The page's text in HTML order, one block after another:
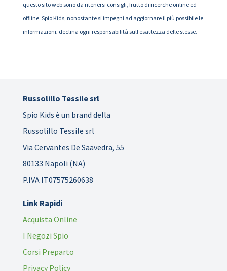
questo sito web sono da ritenersi consigli, frutto di ricerche online ed
offline. Spio Kids, nonostante si impegni ad aggiornare il più possibile le
informazioni, declina ogni responsabilità sull’esattezza delle stesse.
Russolillo Tessile srl
Spio Kids è un brand della
Russolillo Tessile srl
Via Cervantes De Saavedra, 55
80133 Napoli (NA)
P.IVA IT07575260638
Link Rapidi
Acquista Online
I Negozi Spio
Corsi Preparto
Privacy Policy